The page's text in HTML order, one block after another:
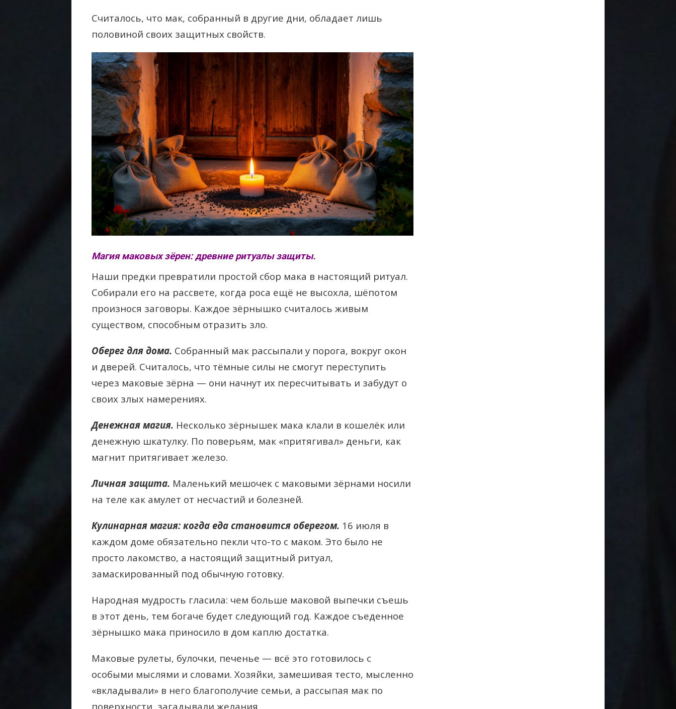
Считалось, что мак, собранный в другие дни, обладает лишь
половиной своих защитных свойств.
Магия маковых зёрен: древние ритуалы защиты.
Наши предки превратили простой сбор мака в настоящий ритуал.
Собирали его на рассвете, когда роса ещё не высохла, шёпотом
произнося заговоры. Каждое зёрнышко считалось живым
существом, способным отразить зло.
Оберег для дома. Собранный мак рассыпали у порога, вокруг окон
и дверей. Считалось, что тёмные силы не смогут переступить
через маковые зёрна — они начнут их пересчитывать и забудут о
своих злых намерениях.
Денежная магия. Несколько зёрнышек мака клали в кошелёк или
денежную шкатулку. По поверьям, мак «притягивал» деньги, как
магнит притягивает железо.
Личная защита. Маленький мешочек с маковыми зёрнами носили
на теле как амулет от несчастий и болезней.
Кулинарная магия: когда еда становится оберегом. 16 июля в
каждом доме обязательно пекли что-то с маком. Это было не
просто лакомство, а настоящий защитный ритуал,
замаскированный под обычную готовку.
Народная мудрость гласила: чем больше маковой выпечки съешь
в этот день, тем богаче будет следующий год. Каждое съеденное
зёрнышко мака приносило в дом каплю достатка.
Маковые рулеты, булочки, печенье — всё это готовилось с
особыми мыслями и словами. Хозяйки, замешивая тесто, мысленно
«вкладывали» в него благополучие семьи, а рассыпая мак по
поверхности, загадывали желания.